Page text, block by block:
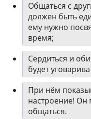
Общаться с
должен быть
ему нужно
время;
Сердиться и
будет
При нём
настроение! Он
общаться.